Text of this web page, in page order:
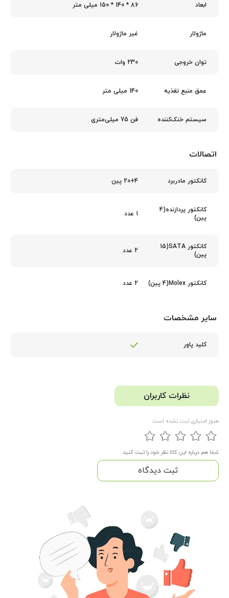
ابعاد 86 * 140 * 150 میلی متر
ماژولار غیر ماژولار
توان خروجی 230 وات
عمق منبع تغذیه 140 میلی متر
سیستم خنک‌کننده فن 75 میلی‌متری
اتصالات
کانکتور مادربرد 20+4 پین
کانکتور پردازنده(4
پین)
1 عدد
کانکتور SATA(15
پین)
2 عدد
کانکتور Molex(4 پین) 2 عدد
سایر مشخصات
کلید پاور
نظرات کاربران
هنوز امتیازی ثبت نشده است
شما هم درباره این کالا نظر خود را ثبت کنید
ثبت دیدگاه